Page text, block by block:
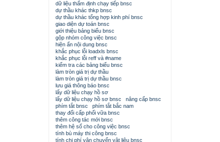
dữ liệu thẩm định chạy tiếp bnsc
dự thầu khác thkp bnsc
dự thầu khác tổng hợp kinh phí bnsc
giao diện dự toán bnsc
giới thiệu bảng biểu bnsc
gộp nhóm công việc bnsc
hiện ẩn nội dung bnsc
khắc phục lỗi loadxls bnsc
khắc phục lỗi reff và #name
kiểm tra các bảng biểu bnsc
làm tròn giá trị dự thầu
làm tròn giá trị dự thầu bnsc
lưu giá thông báo bnsc
lấy dữ liệu chạy hồ sơ
lấy dữ liệu chạy hồ sơ bnsc
nâng cấp bnsc
phím tắt bnsc
phím tắt bắc nam
thay đổi cấp phối vữa bnsc
thêm công tác mới bnsc
thêm hệ số cho công việc bnsc
tính bù máy thi công bnsc
tính chi phí vận chuyển vật liệu bnsc